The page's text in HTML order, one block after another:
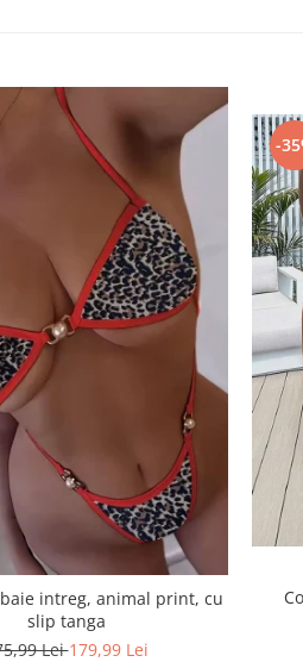
intreg, animal print, cu
slip tanga
Lei179,99 Lei
-